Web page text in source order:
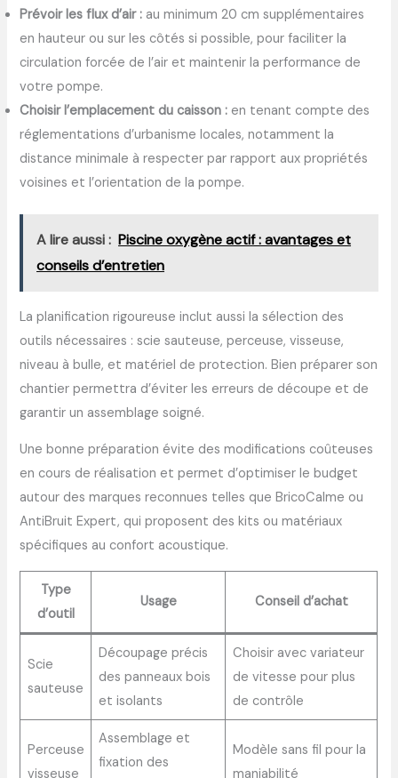
Prévoir les flux d’air : au minimum 20 cm supplémentaires
en hauteur ou sur les côtés si possible, pour faciliter la
circulation forcée de l’air et maintenir la performance de
votre pompe.
Choisir l’emplacement du caisson : en tenant compte des
réglementations d’urbanisme locales, notamment la
distance minimale à respecter par rapport aux propriétés
voisines et l’orientation de la pompe.
A lire aussi : Piscine oxygène actif : avantages et
conseils d’entretien
La planification rigoureuse inclut aussi la sélection des
outils nécessaires : scie sauteuse, perceuse, visseuse,
niveau à bulle, et matériel de protection. Bien préparer son
chantier permettra d’éviter les erreurs de découpe et de
garantir un assemblage soigné.
Une bonne préparation évite des modifications coûteuses
en cours de réalisation et permet d’optimiser le budget
autour des marques reconnues telles que BricoCalme ou
AntiBruit Expert, qui proposent des kits ou matériaux
spécifiques au confort acoustique.
Type
d’outil
Usage Conseil d’achat
Scie
sauteuse
Découpage précis
des panneaux bois
et isolants
Choisir avec variateur
de vitesse pour plus
de contrôle
Perceuse
visseuse
Assemblage et
fixation des
Modèle sans fil pour la
maniabilité